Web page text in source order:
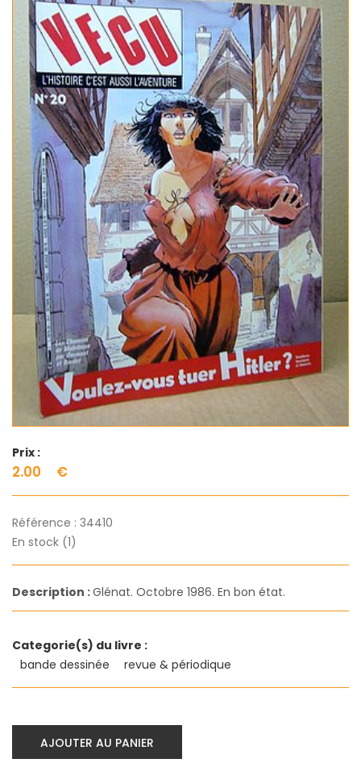
Prix :
2.00 €
Référence : 34410
En stock (1)
Description :Glénat. Octobre 1986. En bon état.
Categorie(s) du livre :
bande dessinée
revue & périodique
AJOUTER AU PANIER